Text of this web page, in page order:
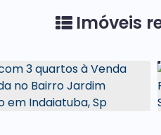
Imóveis